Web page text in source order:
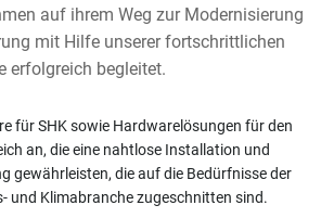
auf ihrem Weg zur Modernisierung
mit Hilfe unserer fortschrittlichen
erfolgreich begleitet.
fürSHK sowie Hardwarelösungen für den
an, die eine nahtlose Installation und
gewährleisten, die auf die Bedürfnisse der
und Klimabranche zugeschnitten sind.